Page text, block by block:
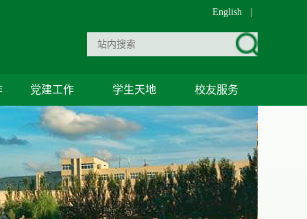
English
党建工作 学生天地 校友服务